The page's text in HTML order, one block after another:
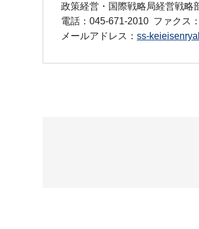
政策経営・国際戦略局経営戦略
電話：045-671-2010 ファクス
メールアドレス： ss-